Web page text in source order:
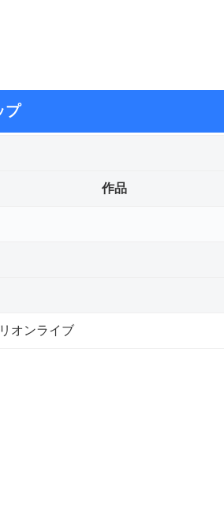
プ
作品
オンライブ